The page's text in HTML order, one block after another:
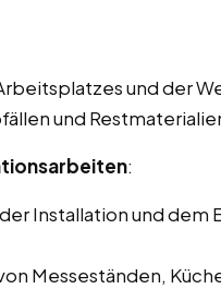
und der
und
:
Installation und dem
Messeständen,